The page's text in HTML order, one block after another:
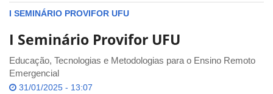
I SEMINÁRIO PROVIFOR UFU
I Seminário Provifor UFU
Educação, Tecnologias e Metodologias para o Ensino Remoto
Emergencial
31/01/2025 - 13:07